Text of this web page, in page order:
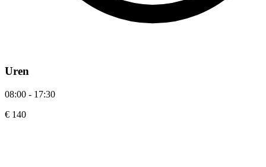
Uren
08:00 - 17:30
€ 140